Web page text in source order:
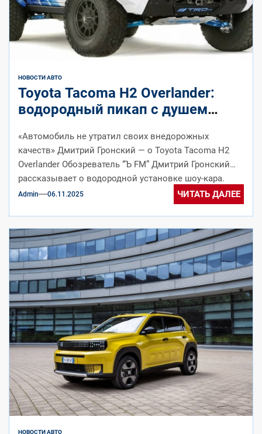
НОВОСТИ АВТО
Toyota Tacoma H2 Overlander:
водородный пикап с душем
«Автомобиль не утратил своих внедорожных
качеств» Дмитрий Гронский — о Toyota Tacoma H2
Overlander Обозреватель “Ъ FM” Дмитрий Гронский
рассказывает о водородной установке шоу-кара.
(далее…)
Admin 06.11.2025 ЧИТАТЬ ДАЛЕЕ
НОВОСТИ АВТО